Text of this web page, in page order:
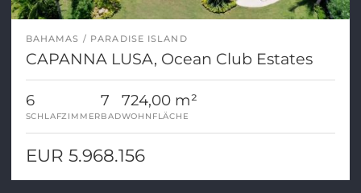
BAHAMAS PARADISE ISLAND
CAPANNA LUSA, Ocean Club Estates
6
SCHLAFZIMMER
7
BAD
724,00 m²
WOHNFLÄCHE
EUR 5.968.156